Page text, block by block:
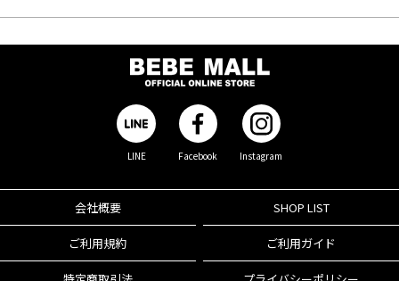
LINE Facebook Instagram
会社概要 SHOP LIST
ご利用規約 ご利用ガイド